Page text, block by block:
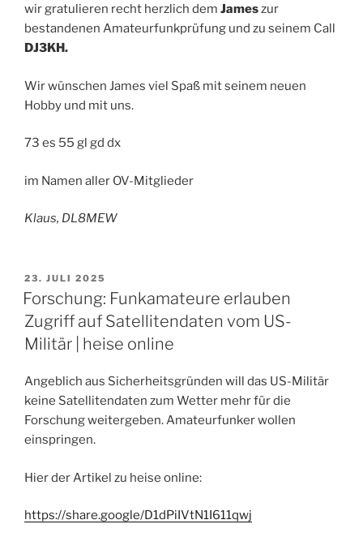
wir gratulieren recht herzlich dem Jameszur
bestandenen Amateurfunkprüfung und zu seinem Call
DJ3KH.
Wir wünschen James viel Spaß mit seinem neuen
Hobby und mit uns.
73 es 55 gl gd dx
im Namen aller OV-Mitglieder
Klaus, DL8MEW
VERÖFFENTLICHT
AM
23. JULI 2025
Forschung: Funkamateure erlauben
Zugriff auf Satellitendaten vom US-
Militär | heise online
Angeblich aus Sicherheitsgründen will das US-Militär
keine Satellitendaten zum Wetter mehr für die
Forschung weitergeben. Amateurfunker wollen
einspringen.
Hier der Artikel zu heise online:
https://share.google/D1dPiIVtN1I611qwj